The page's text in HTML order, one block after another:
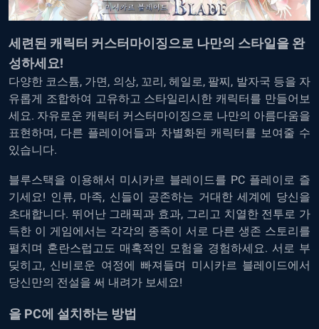
세련된 캐릭터 커스터마이징으로 나만의 스타일을 완
성하세요!
다양한 코스튬, 가면, 의상, 꼬리, 헤일로, 팔찌, 발자국 등을 자
유롭게 조합하여 고유하고 스타일리시한 캐릭터를 만들어보
세요. 자유로운 캐릭터 커스터마이징으로 나만의 아름다움을
표현하며, 다른 플레이어들과 차별화된 캐릭터를 보여줄 수
있습니다.
블루스택을 이용해서 미시카르 블레이드를 PC 플레이로 즐
기세요! 인류, 마족, 신들이 공존하는 거대한 세계에 당신을
초대합니다. 뛰어난 그래픽과 효과, 그리고 치열한 전투로 가
득한 이 게임에서는 각각의 종족이 서로 다른 생존 스토리를
펼치며 혼란스럽고도 매혹적인 모험을 경험하세요. 서로 부
딪히고, 신비로운 여정에 빠져들며 미시카르 블레이드에서
당신만의 전설을 써 내려가 보세요!
을 PC에 설치하는 방법